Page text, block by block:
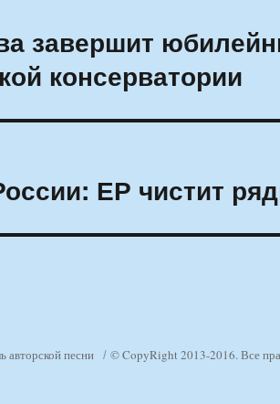
завершит
консерватории
ЕР чистит
авторской песни © CopyRight 2013-2016. Все